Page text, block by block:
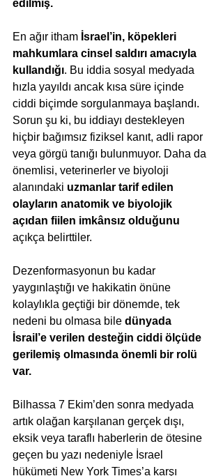
edilmiş.
En ağır itham İsrael’in, köpekleri
mahkumlara cinsel saldırı amacıyla
kullandığı. Bu iddia sosyal medyada
hızla yayıldı ancak kısa süre içinde
ciddi biçimde sorgulanmaya başlandı.
Sorun şu ki, bu iddiayı destekleyen
hiçbir bağımsız fiziksel kanıt, adli rapor
veya görgü tanığı bulunmuyor. Daha da
önemlisi, veterinerler ve biyoloji
alanındaki uzmanlar tarif edilen
olayların anatomik ve biyolojik
açıdan fiilen imkânsız olduğunu
açıkça belirttiler.
Dezenformasyonun bu kadar
yaygınlaştığı ve hakikatin önüne
kolaylıkla geçtiği bir dönemde, tek
nedeni bu olmasa bile dünyada
İsrail’e verilen desteğin ciddi ölçüde
gerilemiş olmasında önemli bir rolü
var.
Bilhassa 7 Ekim’den sonra medyada
artık olağan karşılanan gerçek dışı,
eksik veya taraflı haberlerin de ötesine
geçen bu yazı nedeniyle İsrael
hükümeti New York Times’a karşı